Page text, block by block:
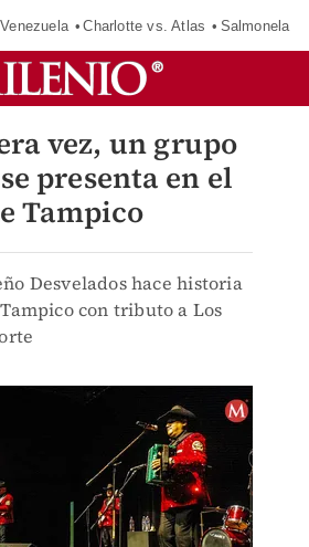
Charlotte vs. Atlas Salmonela
vez, un grupo
presenta en el
Tampico
Desvelados hace historia
con tributo a Los